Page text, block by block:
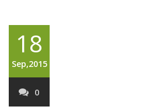
18
Sep,2015
0